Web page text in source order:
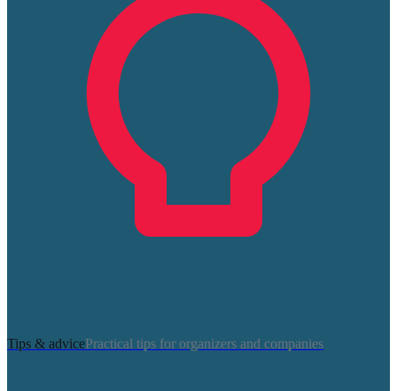
Tips & advicePractical tips for organizers and companies